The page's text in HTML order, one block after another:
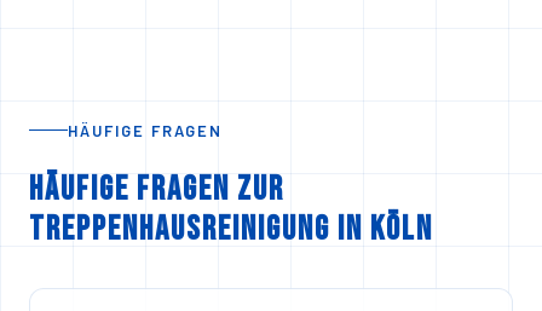
HÄUFIGE FRAGEN
Häufige Fragen zur
Treppenhausreinigung in Köln